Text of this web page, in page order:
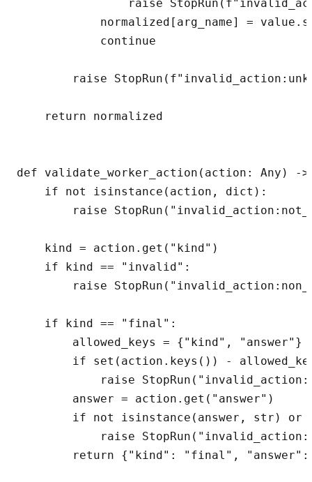
raise
normalized[arg_name] =
            continue
raise
    return normalized
def validate_worker_action(action: Any)
    if not isinstance(action, dict):
raise
    kind = action.get("kind")
    if kind == "invalid":
raise
    if kind == "final":
        allowed_keys = {"kind", "answer"}
if set(action.keys()) -
raise
        answer = action.get("answer")
if not isinstance(answer, str) or
raise
return {"kind": "final",